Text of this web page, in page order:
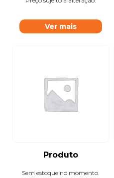
Ver mais
Produto
Sem estoque no momento.